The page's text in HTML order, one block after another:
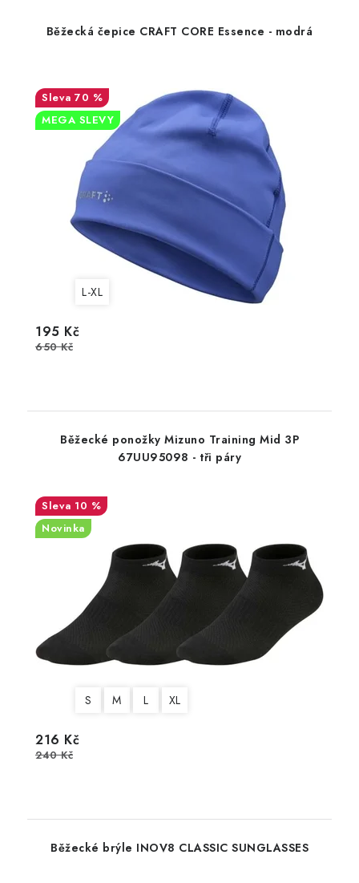
Běžecká čepice CRAFT CORE Essence - modrá
70 %
MEGA SLEVY
L-XL
195 Kč
650 Kč
Běžecké ponožky Mizuno Training Mid 3P
67UU95098 - tři páry
10 %
Novinka
S M L XL
216 Kč
240 Kč
Běžecké brýle INOV8 CLASSIC SUNGLASSES